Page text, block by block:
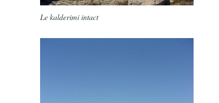
Le kalderimi intact